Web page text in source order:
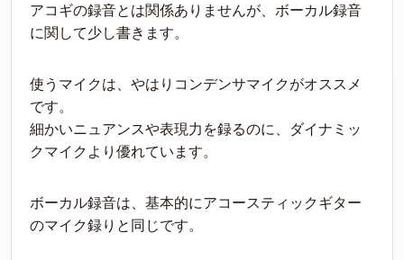
アコギの録音とは関係ありませんが、ボーカル録音
に関して少し書きます。
使うマイクは、やはりコンデンサマイクがオススメ
です。
細かいニュアンスや表現力を録るのに、ダイナミッ
クマイクより優れています。
ボーカル録音は、基本的にアコースティックギター
のマイク録りと同じです。